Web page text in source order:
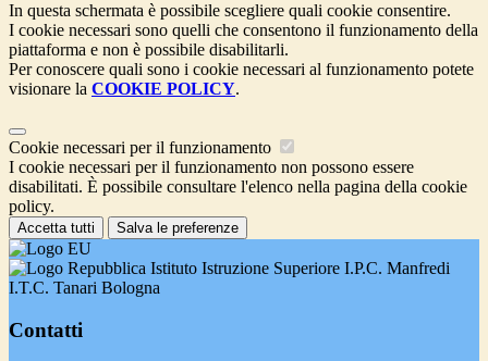
In questa schermata è possibile scegliere quali cookie consentire.
I cookie necessari sono quelli che consentono il funzionamento della
piattaforma e non è possibile disabilitarli.
Per conoscere quali sono i cookie necessari al funzionamento potete
visionare la COOKIE POLICY.
Cookie necessari per il funzionamento
I cookie necessari per il funzionamento non possono essere
disabilitati. È possibile consultare l'elenco nella pagina della cookie
policy.
Accetta tutti Salva le preferenze
Istituto Istruzione Superiore I.P.C. Manfredi
I.T.C. Tanari Bologna
Contatti